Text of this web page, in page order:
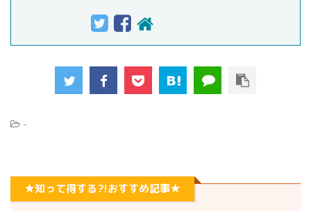
-
★知って得する?!おすすめ記事★